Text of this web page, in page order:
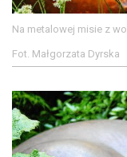
Na metalowej misie z
Fot. Małgorzata Dyrska